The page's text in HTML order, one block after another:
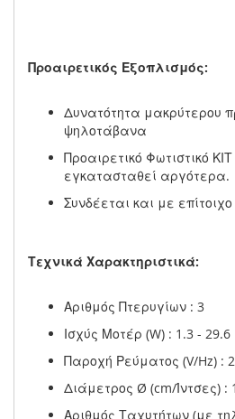
Προαιρετικός Εξοπλισμός:
Δυνατότητα μακρύτερου
ψηλοτάβανα
Προαιρετικό Φωτιστικό
εγκατασταθεί αργότερα.
Συνδέεται και με
Τεχνικά Χαρακτηριστικά:
Αριθμός Πτερυγίων : 3
Ισχύς Μοτέρ (W) : 1.3 - 29.6
Παροχή Ρεύματος (V/Hz) :
Διάμετρος Ø (cm/Ίντσες) :
Αριθμός Ταχυτήτων (με